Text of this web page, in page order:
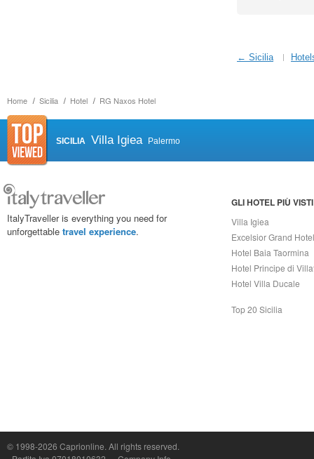
Home Sicilia Hotel RG Naxos Hotel
← Sicilia
SICILIA Villa Igiea Palermo
ItalyTraveller is everything you need for
unforgettable travel experience.
GLI HOTEL PIÙ VISTI
Villa Igiea
Excelsior Grand Hotel
Hotel Baia Taormina
Hotel Principe di
Hotel Villa Ducale
Top 20 Sicilia
© 1998-2026 Caprionline. All rights reserved.
Capri On Line Srl, Via Le Botteghe 10a - 80073 CAPRI (NA) Italy